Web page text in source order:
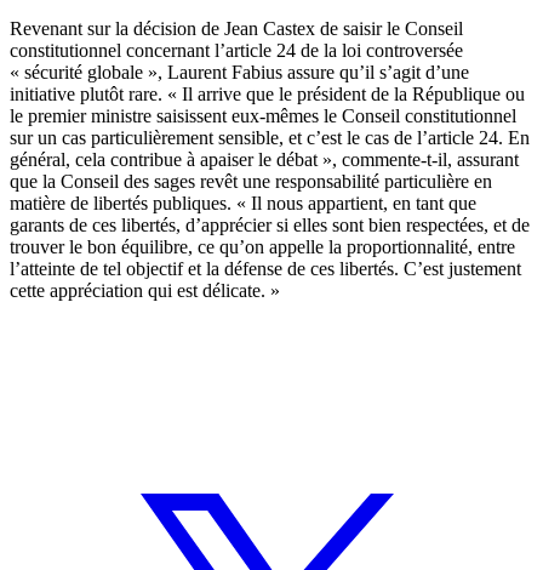
Revenant sur la décision de Jean Castex de saisir le Conseil
constitutionnel concernant l’article 24 de la loi controversée
« sécurité globale », Laurent Fabius assure qu’il s’agit d’une
initiative plutôt rare. « Il arrive que le président de la République ou
le premier ministre saisissent eux-mêmes le Conseil constitutionnel
sur un cas particulièrement sensible, et c’est le cas de l’article 24. En
général, cela contribue à apaiser le débat », commente-t-il, assurant
que la Conseil des sages revêt une responsabilité particulière en
matière de libertés publiques. « Il nous appartient, en tant que
garants de ces libertés, d’apprécier si elles sont bien respectées, et de
trouver le bon équilibre, ce qu’on appelle la proportionnalité, entre
l’atteinte de tel objectif et la défense de ces libertés. C’est justement
cette appréciation qui est délicate. »